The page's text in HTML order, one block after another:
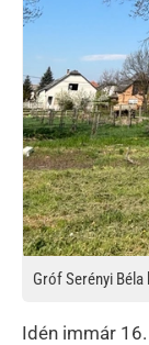
Gróf Serényi
Idén immár